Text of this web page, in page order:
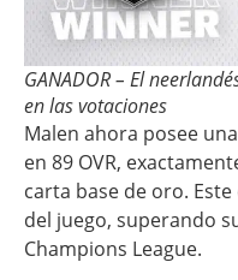
GANADOR – El
en las votaciones
Malen ahora posee
en 89 OVR,
carta base de oro.
del juego, superando
Champions League.